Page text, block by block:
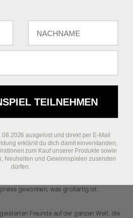
das keinen Zweifel offen lässt. Wir
die unseren Glauben an ein zutiefst
Designs sind ehrlich und farbenfroh und
Neugier und setzen auf exquisite
gewonnen, was großartig ist.
Freunde auf der ganzen Welt, die
TEILNEHMEN
ausgelost und direkt per E-Mail
erklärst du dich damit einverstanden,
zum Kauf unserer Produkte sowie
Neuheiten und Gewinnspielen zusenden
dürfen.